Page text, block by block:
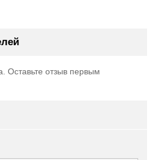
Оставьте отзыв первым